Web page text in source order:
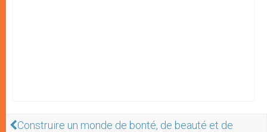
Construire un monde de bonté, de beauté et de